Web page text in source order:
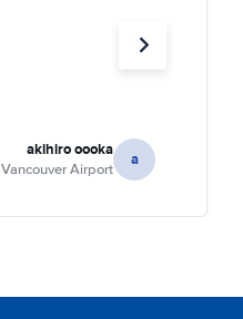
a
akihiro oooka
Vancouver Airport